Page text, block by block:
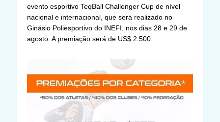
evento esportivo TeqBall Challenger Cup de nível
nacional e internacional, que será realizado no
Ginásio Poliesportivo do INEFI, nos dias 28 e 29 de
agosto. A premiação será de US$ 2.500.